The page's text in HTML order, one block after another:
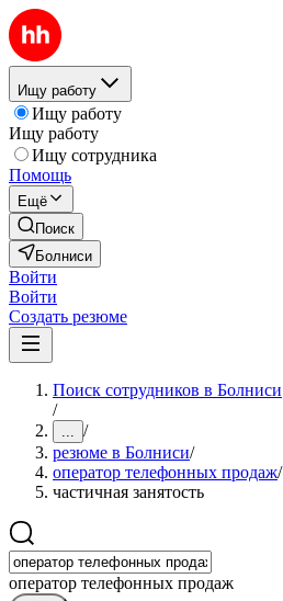
Ищу работу
Ищу работу
Ищу работу
Ищу сотрудника
Помощь
Ещё
Поиск
Болниси
Войти
Войти
Создать резюме
Поиск сотрудников в Болниси
/
... /
резюме в Болниси/
оператор телефонных продаж/
частичная занятость
оператор телефонных продаж